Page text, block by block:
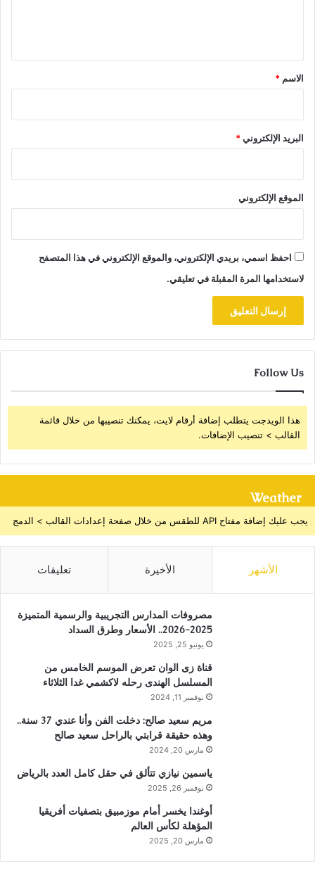
*
الاسم *
البريد الإلكتروني*
الموقع الإلكتروني
احفظ اسمي، بريدي الإلكتروني، والموقع الإلكتروني في هذا المتصفح
لاستخدامها المرة المقبلة في تعليقي.
Follow Us
هذا الويدجت يتطلب إضافة أرقام لايت، يمكنك تنصيبها من خلال قائمة
القالب > تنصيب الإضافات.
Weather
يجب عليك إضافة مفتاح API للطقس من خلال صفحة إعدادات القالب > الدمج
الأشهر الأخيرة تعليقات
مصروفات المدارس التجريبية والرسمية المتميزة
2025-2026.. الأسعار وطرق السداد
يونيو 25, 2025
قناة زى الوان تعرض الموسم الخامس من
المسلسل الهندى رحله لاكشمي غدا الثلاثاء
نوفمبر 11, 2024
مريم سعيد صالح: دخلت الفن وأنا عندي 37 سنة..
وهذه حقيقة قرابتي بالراحل سعيد صالح
مارس 20, 2024
ياسمين نيازي تتألق في حقل كامل العدد بالرياض
نوفمبر 26, 2025
أوغندا يخسر أمام موزمبيق بتصفيات أفريقيا
المؤهلة لكأس العالم
مارس 20, 2025